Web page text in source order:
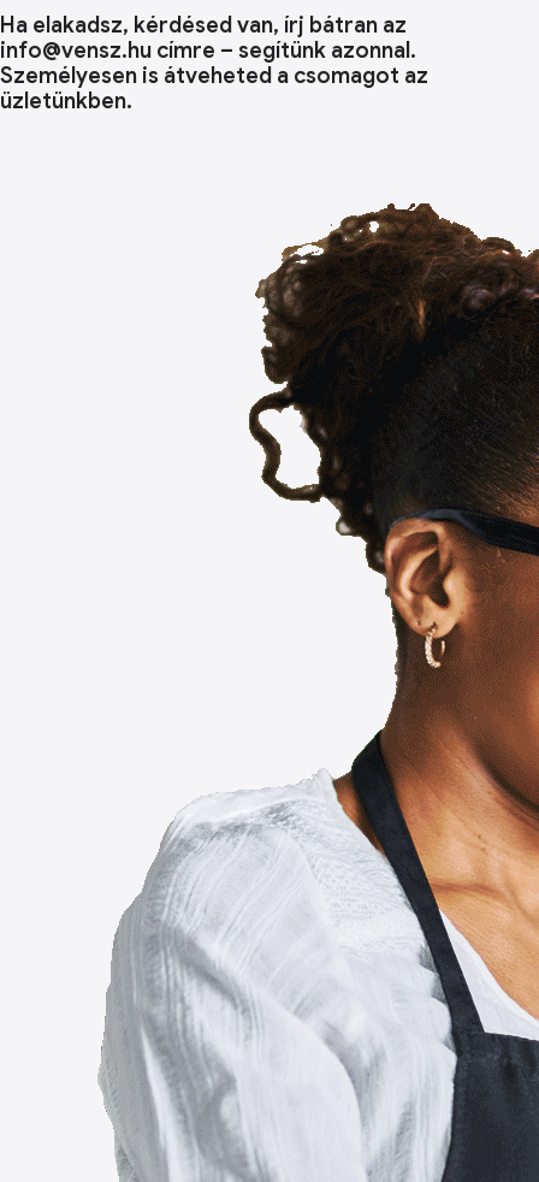
Ha elakadsz, kérdésed van, írj bátran az
info@vensz.hu címre – segítünk azonnal.
Személyesen is átveheted a csomagot az
üzletünkben.